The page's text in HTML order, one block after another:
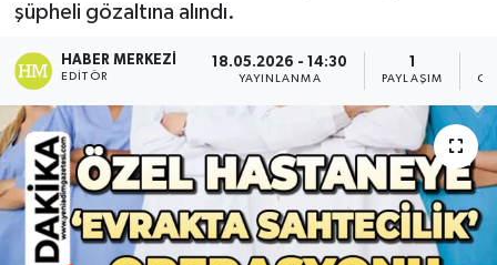
şüpheli gözaltına alındı.
HABER MERKEZI
EDITÖR
18.05.2026 - 14:30
YAYINLANMA PAYLAŞIM
Künye